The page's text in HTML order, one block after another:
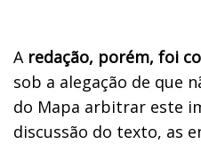
A redação, porém, foi
sob a alegação de que
do Mapa arbitrar este
discussão do texto, as